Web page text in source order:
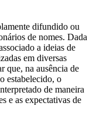
difundido ou
de nomes. Dada
a ideias de
em diversas
que, na ausência de
estabelecido, o
de maneira
e as expectativas de